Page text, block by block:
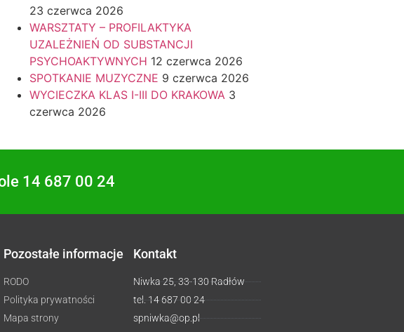
23 czerwca 2026
WARSZTATY – PROFILAKTYKA
UZALEŻNIEŃ OD SUBSTANCJI
PSYCHOAKTYWNYCH 12 czerwca 2026
SPOTKANIE MUZYCZNE 9 czerwca 2026
WYCIECZKA KLAS I-III DO KRAKOWA 3
czerwca 2026
14 687 00 24
Pozostałe informacje
RODO
Polityka prywatności
Mapa strony
Kontakt
Niwka 25, 33-130 Radłów
tel. 14 687 00 24
spniwka@op.pl